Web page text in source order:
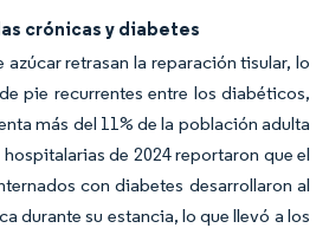
crónicas y diabetes
azúcar retrasan la reparación tisular, lo
pie recurrentes entre los diabéticos,
más del 11% de la población adulta
de 2024 reportaron que el
con diabetes desarrollaron al
durante su estancia, lo que llevó a los